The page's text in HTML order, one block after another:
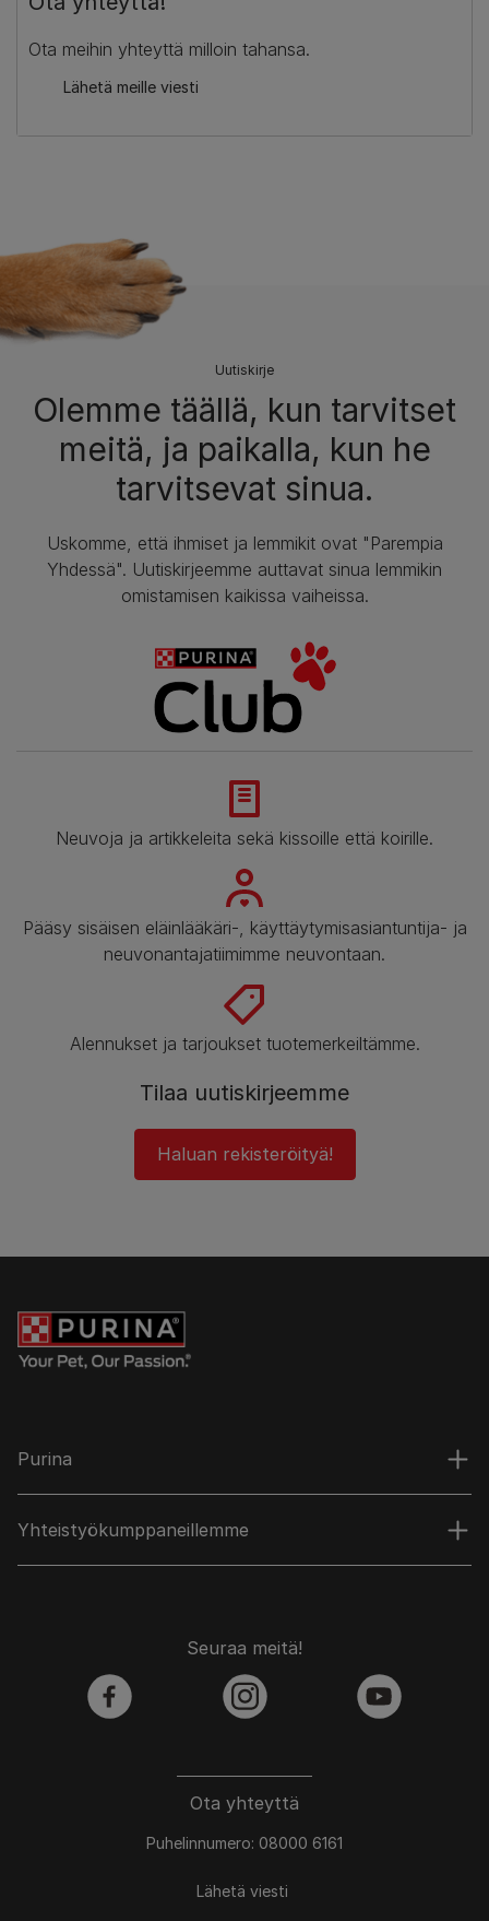
Ota meihin yhteyttä milloin tahansa.
Lähetä meille viesti
Uutiskirje
Olemme täällä, kun tarvitset
meitä, ja paikalla, kun he
tarvitsevat sinua.
Uskomme, että ihmiset ja lemmikit ovat "Parempia
Yhdessä". Uutiskirjeemme auttavat sinua lemmikin
omistamisen kaikissa vaiheissa.
Neuvoja ja artikkeleita sekä kissoille että koirille.
Pääsy sisäisen eläinlääkäri-, käyttäytymisasiantuntija- ja
neuvonantajatiimimme neuvontaan.
Alennukset ja tarjoukset tuotemerkeiltämme.
Tilaa uutiskirjeemme
Haluan rekisteröityä!
Purina
Yhteistyökumppaneillemme
Ota yhteyttä
Puhelinnumero: 08000 6161
Lähetä viesti
Seuraa meitä!
facebook instagram youtube